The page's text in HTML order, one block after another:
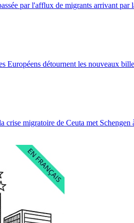
par l'afflux de migrants arrivant par
Européens détournent les nouveaux
crise migratoire de Ceuta met Schengen